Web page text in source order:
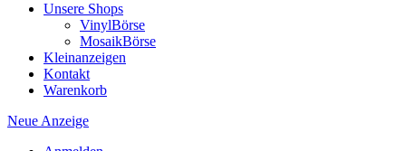
Unsere Shops
VinylBörse
MosaikBörse
Kleinanzeigen
Kontakt
Warenkorb
Neue Anzeige